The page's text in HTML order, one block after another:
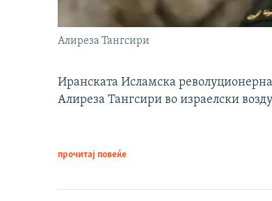
Алиреза Тангсири
Иранската Исламска
Алиреза Тангсири во израелски
прочитај повеќе